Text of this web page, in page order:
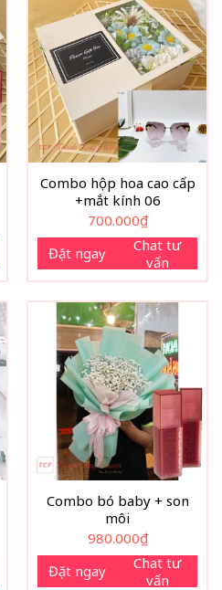
Combo hộp hoa cao cấp
+mắt kính 06
700.000₫
Đặt ngay
Chat tư
vấn
Combo bó baby + son
môi
980.000₫
Đặt ngay
Chat tư
vấn